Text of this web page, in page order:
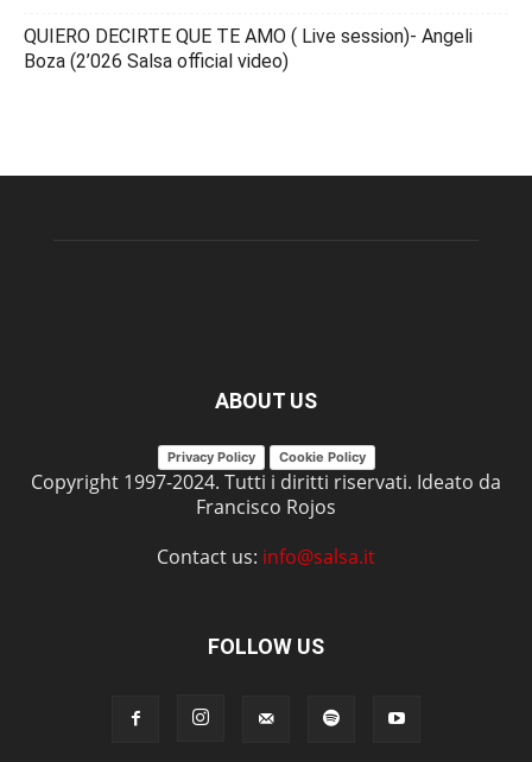
QUIERO DECIRTE QUE TE AMO ( Live session)- Angeli
Boza (2’026 Salsa official video)
ABOUT US
Privacy Policy Cookie Policy
Copyright 1997-2024. Tutti i diritti riservati. Ideato da
Francisco Rojos
Contact us: info@salsa.it
FOLLOW US